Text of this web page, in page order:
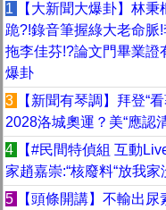
1
【大新聞大爆卦】林
跪?!錄音筆握綠大老命脈
拖李佳芬!?論文門畢業證
爆卦
3
【新聞有琴調】拜登“
2028洛城奧運？美“應認
4
【#民間特偵組 互動
家趙嘉崇:“核廢料“放我
5
【頭條開講】不輸出